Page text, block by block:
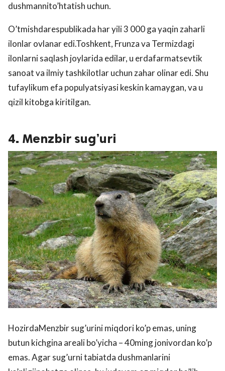
dushmannito’htatish uchun.
O’tmishdarespublikada har yili 3 000 ga yaqin zaharli
ilonlar ovlanar edi.Toshkent, Frunza va Termizdagi
ilonlarni saqlash joylarida edilar, u erdafarmatsevtik
sanoat va ilmiy tashkilotlar uchun zahar olinar edi. Shu
tufaylikum efa populyatsiyasi keskin kamaygan, va u
qizil kitobga kiritilgan.
4. Menzbir sug’uri
HozirdaMenzbir sug’urini miqdori ko’p emas, uning
butun kichgina areali bo’yicha – 40ming jonivordan ko’p
emas. Agar sug’urni tabiatda dushmanlarini